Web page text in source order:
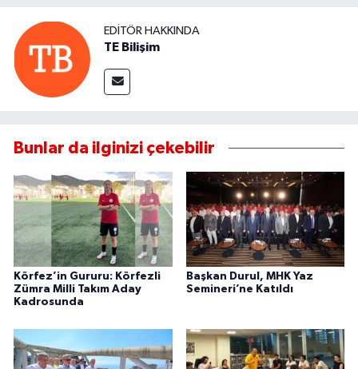
EDITÖR HAKKINDA
TE Bilişim
Bunlar da ilginizi çekebilir
Körfez’in Gururu: Körfezli
Zümra Milli Takım Aday
Kadrosunda
Başkan Durul, MHK Yaz
Semineri’ne Katıldı